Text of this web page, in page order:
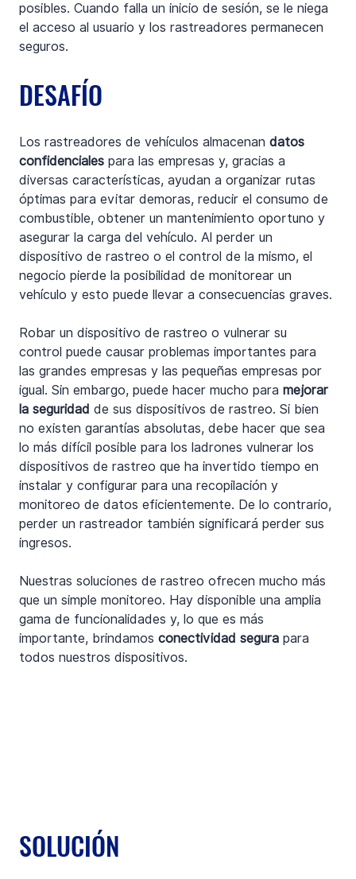
posibles. Cuando falla un inicio de sesión, se le niega
el acceso al usuario y los rastreadores permanecen
seguros.
DESAFÍO
Los rastreadores de vehículos almacenan datos
confidenciales para las empresas y, gracias a
diversas características, ayudan a organizar rutas
óptimas para evitar demoras, reducir el consumo de
combustible, obtener un mantenimiento oportuno y
asegurar la carga del vehículo. Al perder un
dispositivo de rastreo o el control de la mismo, el
negocio pierde la posibilidad de monitorear un
vehículo y esto puede llevar a consecuencias graves.
Robar un dispositivo de rastreo o vulnerar su
control puede causar problemas importantes para
las grandes empresas y las pequeñas empresas por
igual. Sin embargo, puede hacer mucho para mejorar
la seguridad de sus dispositivos de rastreo. Si bien
no existen garantías absolutas, debe hacer que sea
lo más difícil posible para los ladrones vulnerar los
dispositivos de rastreo que ha invertido tiempo en
instalar y configurar para una recopilación y
monitoreo de datos eficientemente. De lo contrario,
perder un rastreador también significará perder sus
ingresos.
Nuestras soluciones de rastreo ofrecen mucho más
que un simple monitoreo. Hay disponible una amplia
gama de funcionalidades y, lo que es más
importante, brindamos conectividad segura para
todos nuestros dispositivos.
SOLUCIÓN